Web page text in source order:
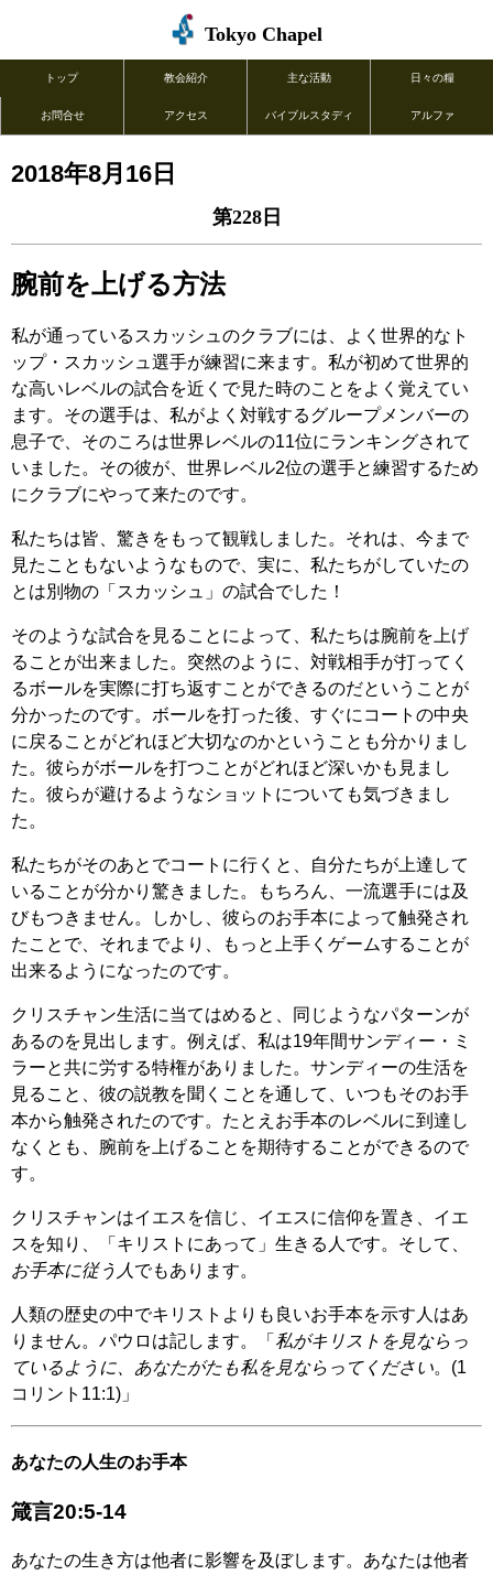
Tokyo Chapel
トップ 教会紹介 主な活動 日々の糧
お問合せ アクセス バイブルスタディ アルファ
2018年8月16日
第228日
腕前を上げる方法
私が通っているスカッシュのクラブには、よく世界的なト
ップ・スカッシュ選手が練習に来ます。私が初めて世界的
な高いレベルの試合を近くで見た時のことをよく覚えてい
ます。その選手は、私がよく対戦するグループメンバーの
息子で、そのころは世界レベルの11位にランキングされて
いました。その彼が、世界レベル2位の選手と練習するため
にクラブにやって来たのです。
私たちは皆、驚きをもって観戦しました。それは、今まで
見たこともないようなもので、実に、私たちがしていたの
とは別物の「スカッシュ」の試合でした！
そのような試合を見ることによって、私たちは腕前を上げ
ることが出来ました。突然のように、対戦相手が打ってく
るボールを実際に打ち返すことができるのだということが
分かったのです。ボールを打った後、すぐにコートの中央
に戻ることがどれほど大切なのかということも分かりまし
た。彼らがボールを打つことがどれほど深いかも見まし
た。彼らが避けるようなショットについても気づきまし
た。
私たちがそのあとでコートに行くと、自分たちが上達して
いることが分かり驚きました。もちろん、一流選手には及
びもつきません。しかし、彼らのお手本によって触発され
たことで、それまでより、もっと上手くゲームすることが
出来るようになったのです。
クリスチャン生活に当てはめると、同じようなパターンが
あるのを見出します。例えば、私は19年間サンディー・ミ
ラーと共に労する特権がありました。サンディーの生活を
見ること、彼の説教を聞くことを通して、いつもそのお手
本から触発されたのです。たとえお手本のレベルに到達し
なくとも、腕前を上げることを期待することができるので
す。
クリスチャンはイエスを信じ、イエスに信仰を置き、イエ
スを知り、「キリストにあって」生きる人です。そして、
お手本に従う人でもあります。
人類の歴史の中でキリストよりも良いお手本を示す人はあ
りません。パウロは記します。「 私がキリストを見ならっ
ているように、あなたがたも私を見ならってください。(1
コリント11:1)」
あなたの人生のお手本
箴言20:5-14
あなたの生き方は他者に影響を及ぼします。あなたは他者